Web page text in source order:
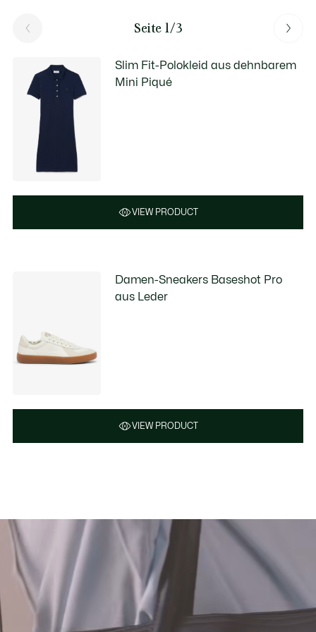
Seite 1/3
Slim Fit-Polokleid aus dehnbarem
Mini Piqué
VIEW PRODUCT
Damen-Sneakers Baseshot Pro
aus Leder
VIEW PRODUCT